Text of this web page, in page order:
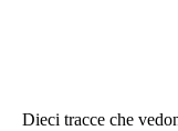
Dieci tracce che